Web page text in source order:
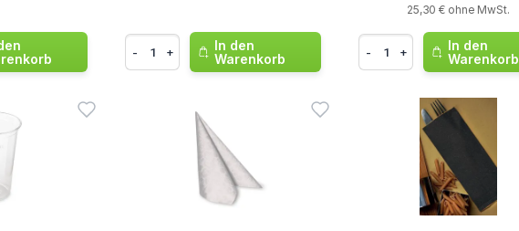
- +
In den
Warenkorb
25,30 € ohne MwSt.
- +
In den
Warenkorb